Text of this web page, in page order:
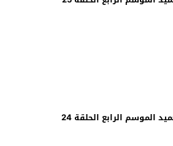
الرابع الحلقة 24